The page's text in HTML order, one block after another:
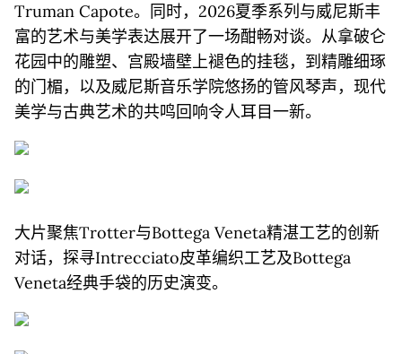
Truman Capote。同时，2026夏季系列与威尼斯丰
富的艺术与美学表达展开了一场酣畅对谈。从拿破仑
花园中的雕塑、宫殿墙壁上褪色的挂毯，到精雕细琢
的门楣，以及威尼斯音乐学院悠扬的管风琴声，现代
美学与古典艺术的共鸣回响令人耳目一新。
大片聚焦Trotter与Bottega Veneta精湛工艺的创新
对话，探寻Intrecciato皮革编织工艺及Bottega
Veneta经典手袋的历史演变。